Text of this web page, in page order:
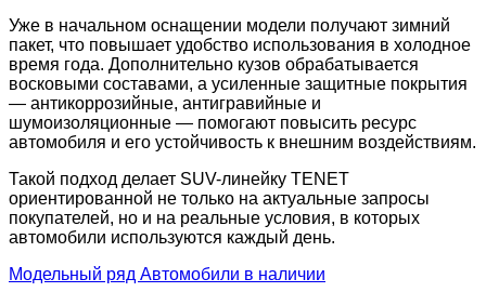
Уже в начальном оснащении модели получают зимний
пакет, что повышает удобство использования в холодное
время года. Дополнительно кузов обрабатывается
восковыми составами, а усиленные защитные покрытия
— антикоррозийные, антигравийные и
шумоизоляционные — помогают повысить ресурс
автомобиля и его устойчивость к внешним воздействиям.
Такой подход делает SUV-линейку TENET
ориентированной не только на актуальные запросы
покупателей, но и на реальные условия, в которых
автомобили используются каждый день.
Модельный ряд Автомобили в наличии